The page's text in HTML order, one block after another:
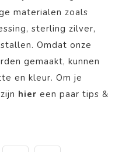
materialen zoals
sterling zilver,
Omdat onze
gemaakt, kunnen
en kleur. Om je
hier een paar tips &